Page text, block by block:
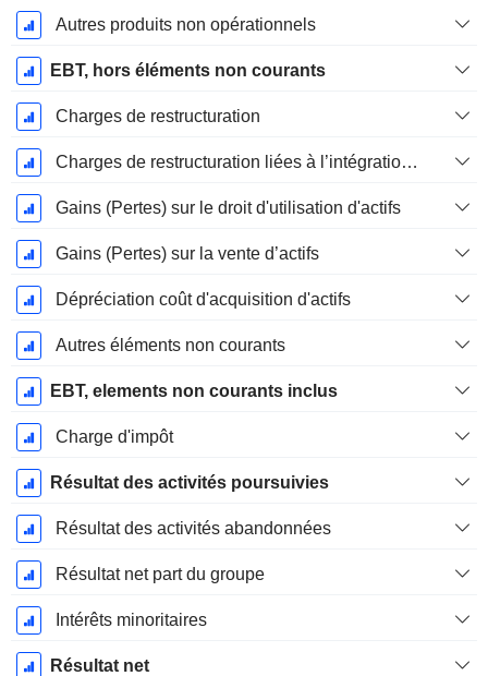
Autres produits non opérationnels
EBT, hors éléments non courants
Charges de restructuration
Charges de restructuration liées à l’intégration d’une nouvelle activité (Fusions, Acquisitions)
Gains (Pertes) sur le droit d'utilisation d'actifs
Gains (Pertes) sur la vente d’actifs
Dépréciation coût d'acquisition d'actifs
Autres éléments non courants
EBT, elements non courants inclus
Charge d'impôt
Résultat des activités poursuivies
Résultat des activités abandonnées
Résultat net part du groupe
Intérêts minoritaires
Résultat net